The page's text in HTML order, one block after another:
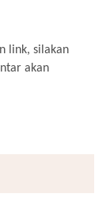
link, silakan
akan